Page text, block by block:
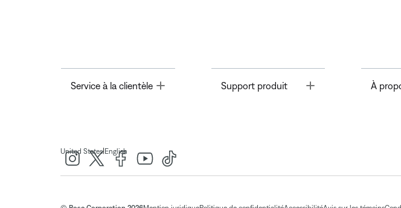
Service à la clientèle Toggle Support produit À
United States| English